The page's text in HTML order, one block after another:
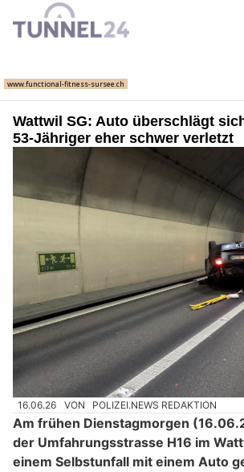
Wattwil SG: Auto überschlägt
53-Jähriger eher schwer verletzt
16.06.26 VON POLIZEI.NEWS REDAKTION
Am frühen Dienstagmorgen
der Umfahrungsstrasse H16 im
einem Selbstunfall mit einem Auto